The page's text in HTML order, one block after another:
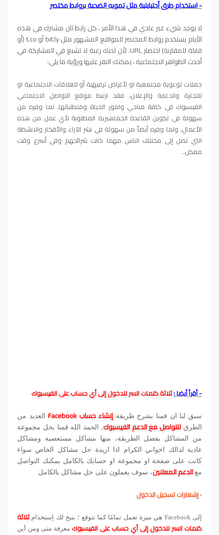
- استخدام طرق أحتيايلية مثل تمويه الضحية بروابط مختصر
لا يوجد شيء غير عادي في هذا الأمر ، كل رابط ثان مشترك في هذه
الأيام يستخدم روابط المختصر للمواقع المشهور مثل bit.ly أو t.co (أو
قابلة للمقارنة) اختصار URL. لأن لديك رغبة لا تشبع في المشاركة في
أحدث الظواهر الاجتماعية ، يمكنك النقر عليها ورؤية ما يلي:
حملات توعوية مجتمعية او لأغراض ترفيهية أو للعلاقات الاجتماعية او
للتجارة والدعاية والإعلان، فقد ارتبط موقع التواصل الاجتماعي
الفيسبوك في كافة مناحي وامور الحياة ومتطلباتها. لما وفره من
سهولة في تكوين القاعدة الجماهيرية المطلوبة لأي عمل من هذه
الأعمال، ولما وفره أيضاً من سهولة في نشر الآراء والأفكار والانشطة
التي تصل إلى مختلف الناس مهما كانت شرائحهم وفي أسرع وقت
ممكن..
- أقرأ أيضا :ثلاثة كلمات السر للدخول إلى أي حساب على الفيسبوك
سبق لنا ان قمنا بشرح طريقة إنشاء حسابFacebook العديد من
الطرق للتواصل مع الدعم الفيسبوك, الحمد الله قمنا بحل مجموعة
من المشاكل بفضل الطريقة، منها مشاكل مستعصية ومشاكل
عادية لذالك اخواني الكرام اذا اريدة حل مشاكل الخاص سواء
كانت على صفحة او مجموعة او حسابك بالكامل يمكنك التواصل
مع الدعم المعلنين، سوف يعملون على حل مشاكل بالكامل
- إشعارات تسجيل الدخول
إلى Facebook هي ميزة تعمل تمامًا كما تتوقع ؛ يتيح لك إستخدام
ثلاثة
كلمات السر للدخول إلى أي حساب على الفيسبوك معرفة متى ومن أين